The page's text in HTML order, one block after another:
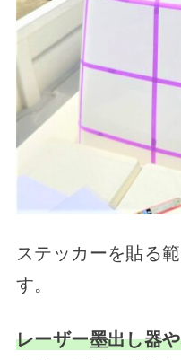
ステッカーを貼る
す。
レーザー墨出し器